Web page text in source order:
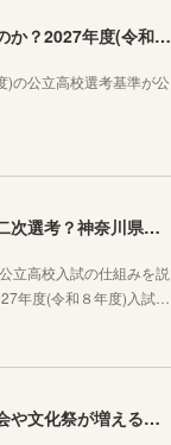
選考基準で何がわかるのか？2027年度(令和９年度)神奈川県公立高校選考基準が公表されたので見方から説明します！
)の公立高校選考基準が公
【最新版】選考基準？二次選考？神奈川県の受験の基本や公立高校入試の仕組みをシンプルに説明してみた
立高校入試の仕組みを説
年度(令和８年度)入試…
６月からは高校の説明会や文化祭が増えることを知っておきましょう